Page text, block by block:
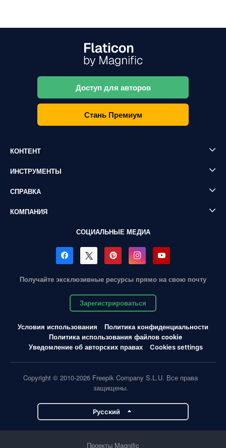
Доступ для авторов
Стань Премиум
КОНТЕНТ
ИНСТРУМЕНТЫ
СПРАВКА
КОМПАНИЯ
СОЦИАЛЬНЫЕ МЕДИА
Получайте эксклюзивные ресурсы прямо на свою почту
Зарегистрироваться
Условия использования
Политика конфиденциальности
Политика использования файлов cookie
Уведомление об авторских правах
Cookies settings
Copyright © 2010-2026 Freepik Company S.L.U. Все права
защищены.
Pусский
Проекты Magnific